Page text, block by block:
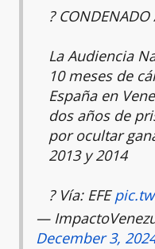
? CONDENADO
La Audiencia
10 meses de
España en
dos años de
por ocultar
2013 y 2014
? Vía: EFE
—
December 3,